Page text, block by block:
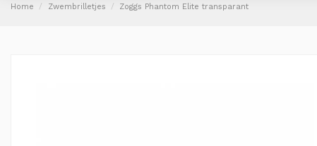
Home Zwembrilletjes Zoggs Phantom Elite transparant